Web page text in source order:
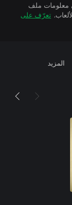
معلومات ملف
تعرّف على
المزيد